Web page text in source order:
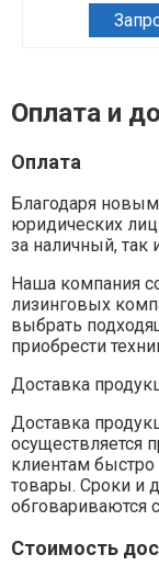
Оплата и
Оплата
Благодаря
юридических
за наличный, так
Наша компания
лизинговых
выбрать
приобрести
Доставка
Доставка
осуществляется
клиентам
товары. Сроки и
обговариваются
Стоимость